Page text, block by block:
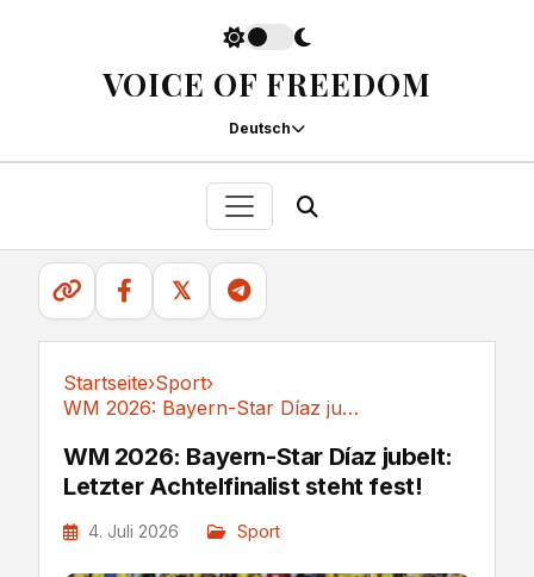
VOICE OF FREEDOM
Deutsch
𝕏
Startseite›Sport›
WM 2026: Bayern-Star Díaz jubelt: Letzter...
WM 2026: Bayern-Star Díaz jubelt:
Letzter Achtelfinalist steht fest!
4. Juli 2026 Sport